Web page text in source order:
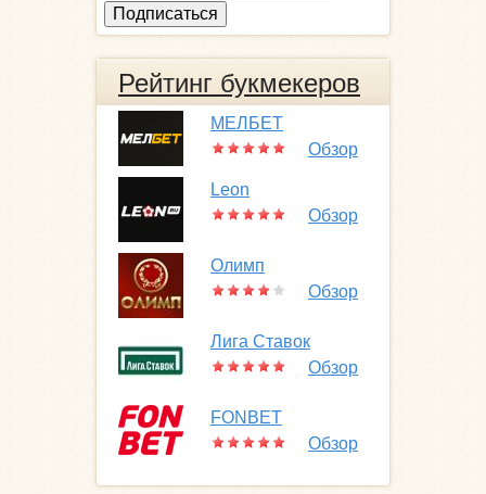
Рейтинг букмекеров
МЕЛБЕТ
Обзор
Leon
Обзор
Олимп
Обзор
Лига Ставок
Обзор
FONBET
Обзор